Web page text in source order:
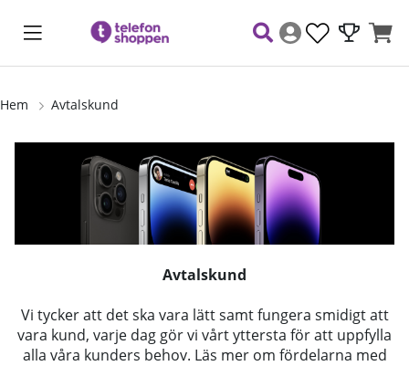
Hem Avtalskund
Avtalskund
Vi tycker att det ska vara lätt samt fungera smidigt att
vara kund, varje dag gör vi vårt yttersta för att uppfylla
alla våra kunders behov. Läs mer om fördelarna med